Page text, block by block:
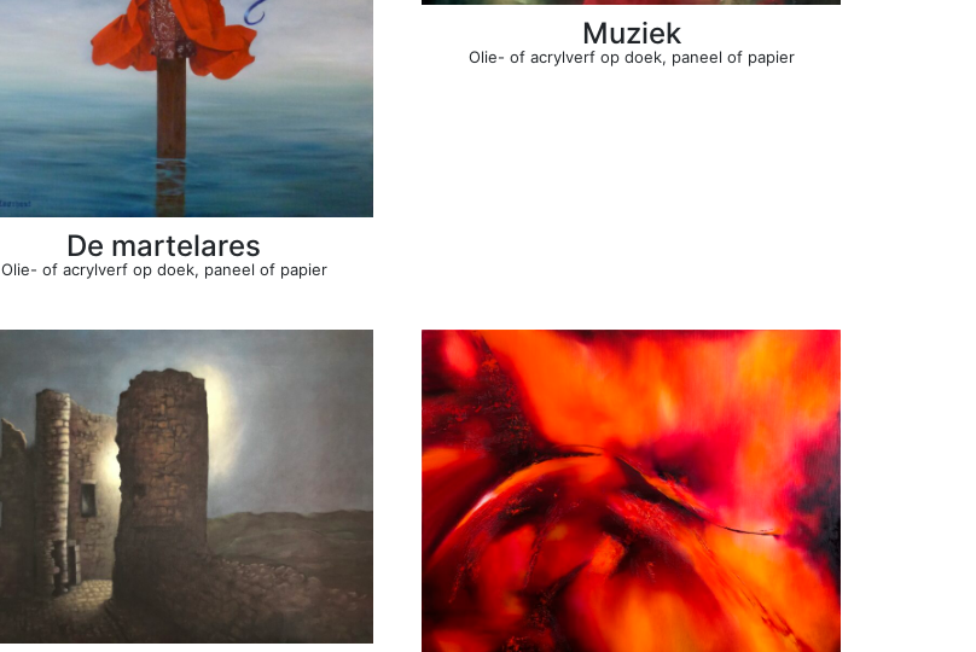
De martelares
Olie- of acrylverf op doek, paneel of papier
Muziek
Olie- of acrylverf op doek, paneel of papier